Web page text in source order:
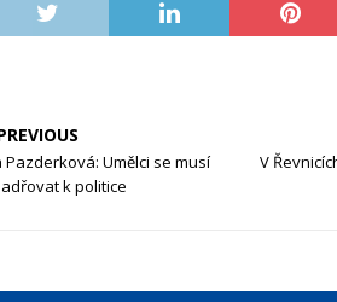
Pazderková: Umělci se musí
k politice
V